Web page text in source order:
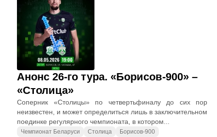
Анонс 26-го тура. «Борисов-900» –
«Столица»
Соперник «Столицы» по четвертьфиналу до сих пор
неизвестен, и может определиться лишь в заключительном
поединке регулярного чемпионата, в котором...
Чемпионат Беларуси Столица
Борисов-900